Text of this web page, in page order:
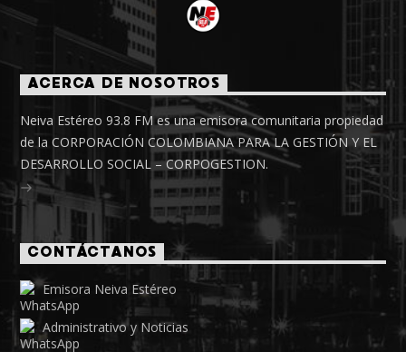
ACERCA DE NOSOTROS
Neiva Estéreo 93.8 FM es una emisora comunitaria propiedad
de la CORPORACIÓN COLOMBIANA PARA LA GESTIÓN Y EL
DESARROLLO SOCIAL – CORPOGESTION.
CONTÁCTANOS
Emisora Neiva Estéreo
Administrativo y Noticias